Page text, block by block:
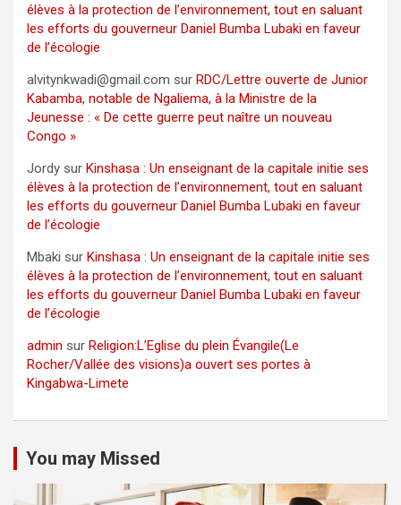
élèves à la protection de l’environnement, tout en saluant
les efforts du gouverneur Daniel Bumba Lubaki en faveur
de l’écologie
alvitynkwadi@gmail.com sur RDC/Lettre ouverte de Junior
Kabamba, notable de Ngaliema, à la Ministre de la
Jeunesse : « De cette guerre peut naître un nouveau
Congo »
Jordy sur Kinshasa : Un enseignant de la capitale initie ses
élèves à la protection de l’environnement, tout en saluant
les efforts du gouverneur Daniel Bumba Lubaki en faveur
de l’écologie
Mbaki sur Kinshasa : Un enseignant de la capitale initie ses
élèves à la protection de l’environnement, tout en saluant
les efforts du gouverneur Daniel Bumba Lubaki en faveur
de l’écologie
admin sur Religion:L’Eglise du plein Évangile(Le
Rocher/Vallée des visions)a ouvert ses portes à
Kingabwa-Limete
You may Missed